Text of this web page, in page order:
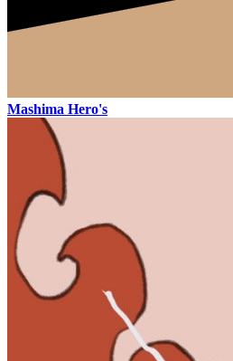
Mashima Hero's